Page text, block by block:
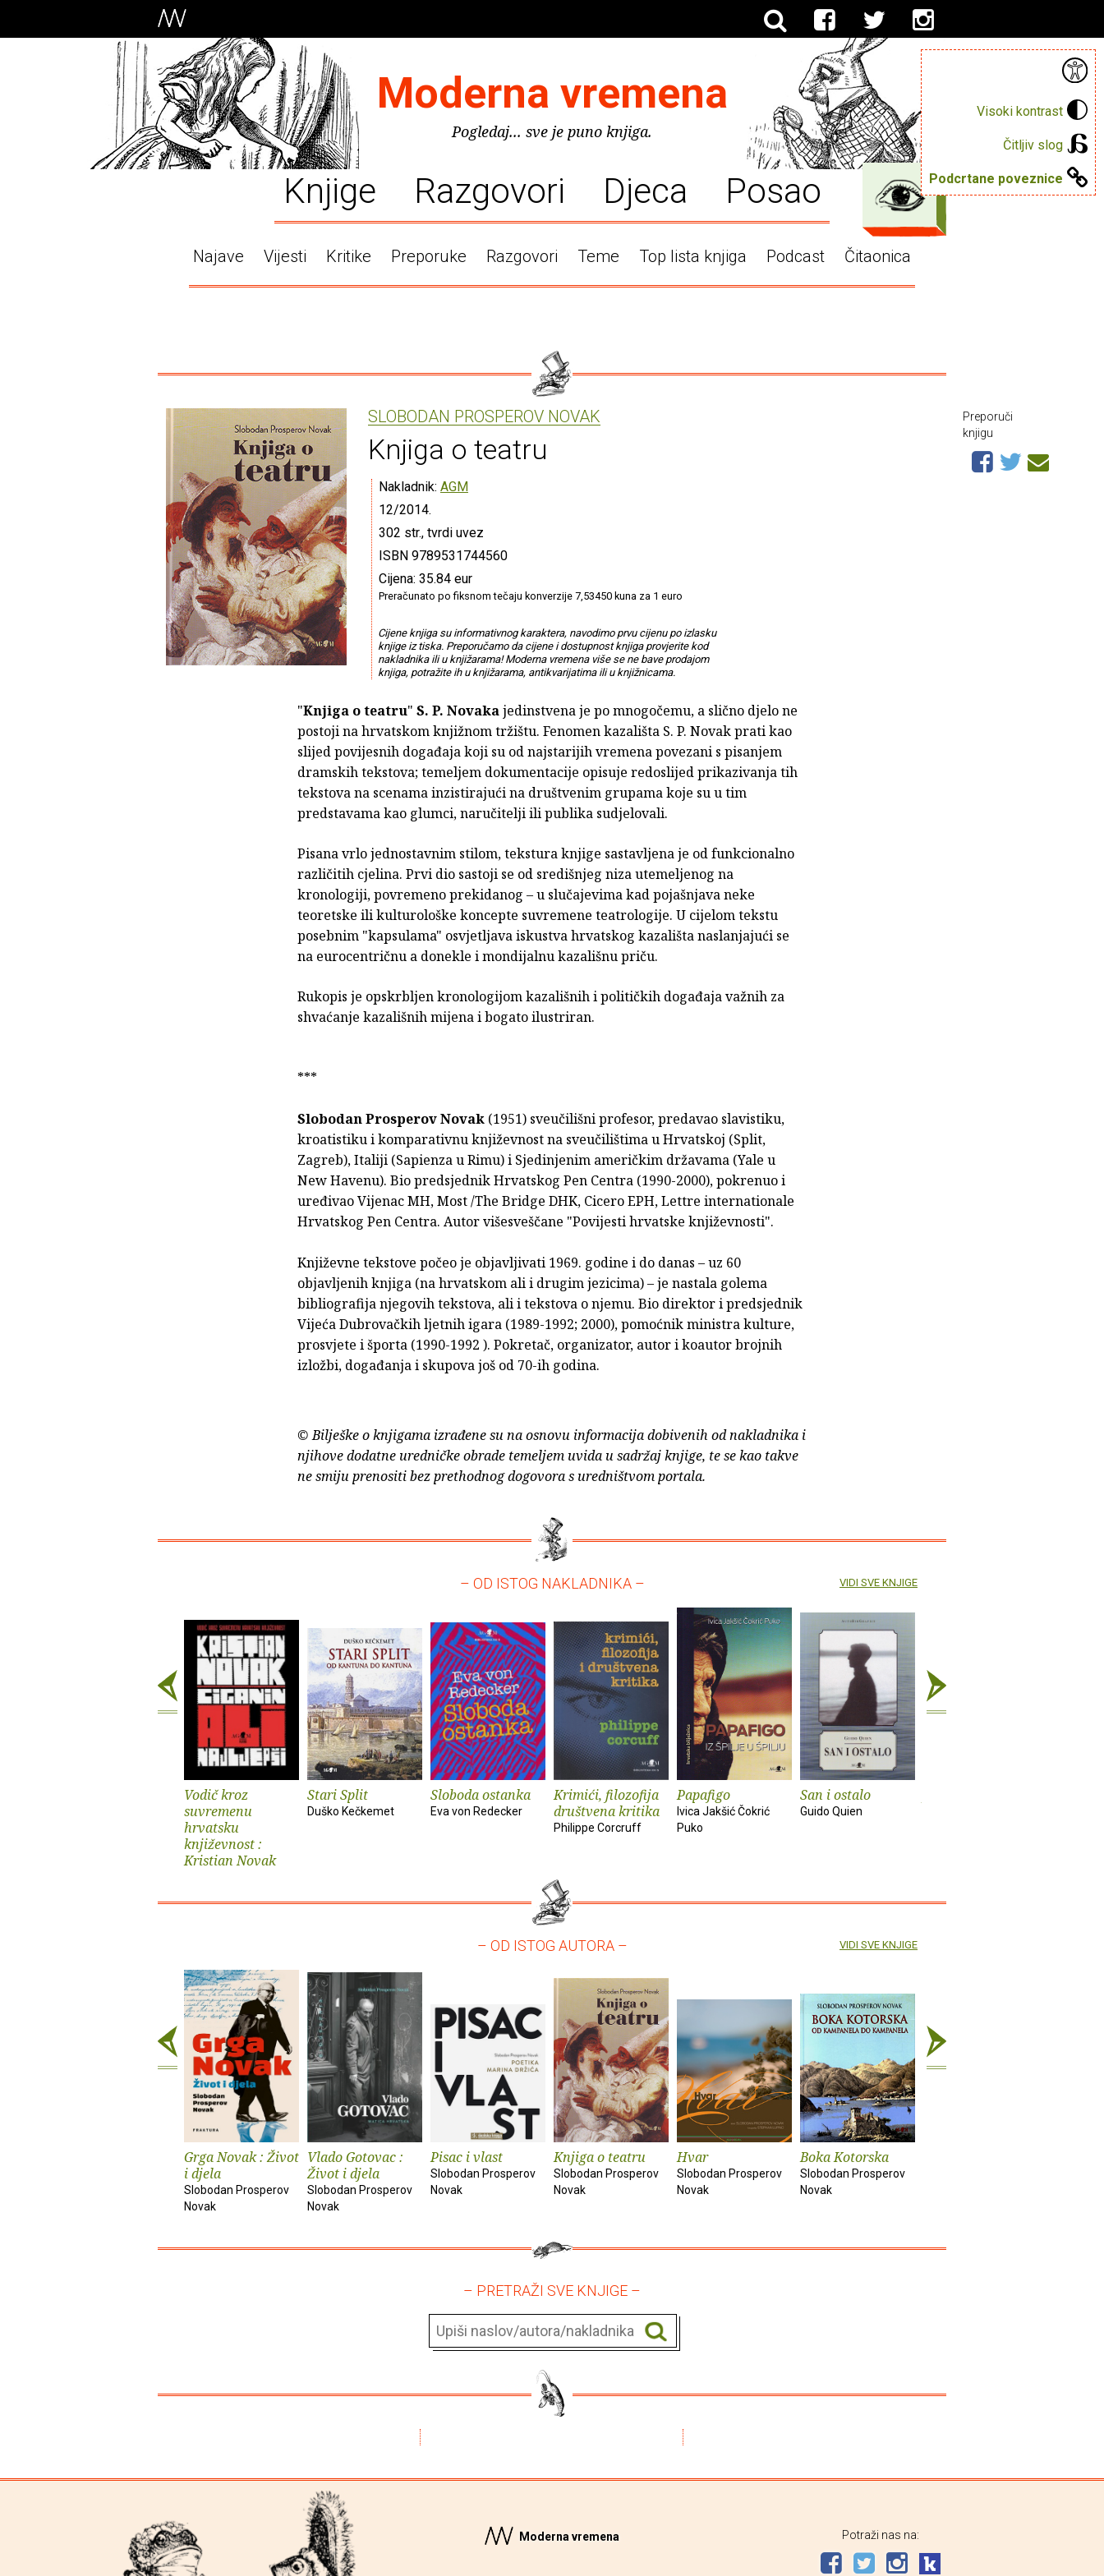
Visoki kontrast
Čitljiv slog
Podcrtane poveznice
Moderna vremena
Pogledaj... sve je puno knjiga.
Knjige Razgovori Djeca Posao
Najave Vijesti Kritike Preporuke Razgovori Teme Top lista knjiga Podcast Čitaonica
SLOBODAN PROSPEROV NOVAK
Knjiga o teatru
Nakladnik: AGM
12/2014.
302 str., tvrdi uvez
ISBN 9789531744560
Cijena: 35.84 eur
Preračunato po fiksnom tečaju konverzije 7,53450 kuna za 1 euro
Cijene knjiga su informativnog karaktera, navodimo prvu cijenu po izlasku
knjige iz tiska. Preporučamo da cijene i dostupnost knjiga provjerite kod
nakladnika ili u knjižarama! Moderna vremena više se ne bave prodajom
knjiga, potražite ih u knjižarama, antikvarijatima ili u knjižnicama.
"Knjiga o teatru" S. P. Novakajedinstvena je po mnogočemu, a slično djelo ne
postoji na hrvatskom knjižnom tržištu. Fenomen kazališta S. P. Novak prati kao
slijed povijesnih događaja koji su od najstarijih vremena povezani s pisanjem
dramskih tekstova; temeljem dokumentacije opisuje redoslijed prikazivanja tih
tekstova na scenama inzistirajući na društvenim grupama koje su u tim
predstavama kao glumci, naručitelji ili publika sudjelovali.
Pisana vrlo jednostavnim stilom, tekstura knjige sastavljena je od funkcionalno
različitih cjelina. Prvi dio sastoji se od središnjeg niza utemeljenog na
kronologiji, povremeno prekidanog – u slučajevima kad pojašnjava neke
teoretske ili kulturološke koncepte suvremene teatrologije. U cijelom tekstu
posebnim "kapsulama" osvjetljava iskustva hrvatskog kazališta naslanjajući se
na eurocentričnu a donekle i mondijalnu kazališnu priču.
Rukopis je opskrbljen kronologijom kazališnih i političkih događaja važnih za
shvaćanje kazališnih mijena i bogato ilustriran.
***
Slobodan Prosperov Novak (1951) sveučilišni profesor, predavao slavistiku,
kroatistiku i komparativnu književnost na sveučilištima u Hrvatskoj (Split,
Zagreb), Italiji (Sapienza u Rimu) i Sjedinjenim američkim državama (Yale u
New Havenu). Bio predsjednik Hrvatskog Pen Centra (1990-2000), pokrenuo i
uređivao Vijenac MH, Most /The Bridge DHK, Cicero EPH, Lettre internationale
Hrvatskog Pen Centra. Autor višesveščane "Povijesti hrvatske književnosti".
Književne tekstove počeo je objavljivati 1969. godine i do danas – uz 60
objavljenih knjiga (na hrvatskom ali i drugim jezicima) – je nastala golema
bibliografija njegovih tekstova, ali i tekstova o njemu. Bio direktor i predsjednik
Vijeća Dubrovačkih ljetnih igara (1989-1992; 2000), pomoćnik ministra kulture,
prosvjete i športa (1990-1992 ). Pokretač, organizator, autor i koautor brojnih
izložbi, događanja i skupova još od 70-ih godina.
© Bilješke o knjigama izrađene su na osnovu informacija dobivenih od nakladnika i
njihove dodatne uredničke obrade temeljem uvida u sadržaj knjige, te se kao takve
ne smiju prenositi bez prethodnog dogovora s uredništvom portala.
Preporuči
knjigu
– OD ISTOG NAKLADNIKA –
Vodič kroz
suvremenu
hrvatsku
književnost :
Kristian Novak
Stari Split
Duško Kečkemet
Sloboda ostanka
Eva von Redecker
Krimići, filozofija
društvena kritika
Philippe Corcruff
Papafigo
Ivica Jakšić Čokrić
Puko
San i ostalo
Guido Quien
VIDI SVE KNJIGE
– OD ISTOG AUTORA –
Grga Novak : Život
i djela
Slobodan Prosperov
Novak
Vlado Gotovac :
Život i djela
Slobodan Prosperov
Novak
Pisac i vlast
Slobodan Prosperov
Novak
Knjiga o teatru
Slobodan Prosperov
Novak
Hvar
Slobodan Prosperov
Novak
Boka Kotorska
Slobodan Prosperov
Novak
VIDI SVE KNJIGE
– PRETRAŽI SVE KNJIGE –
Moderna vremena Potraži nas na: